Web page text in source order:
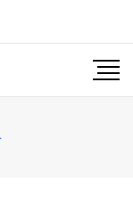
ਗੋਲੀਆਂ